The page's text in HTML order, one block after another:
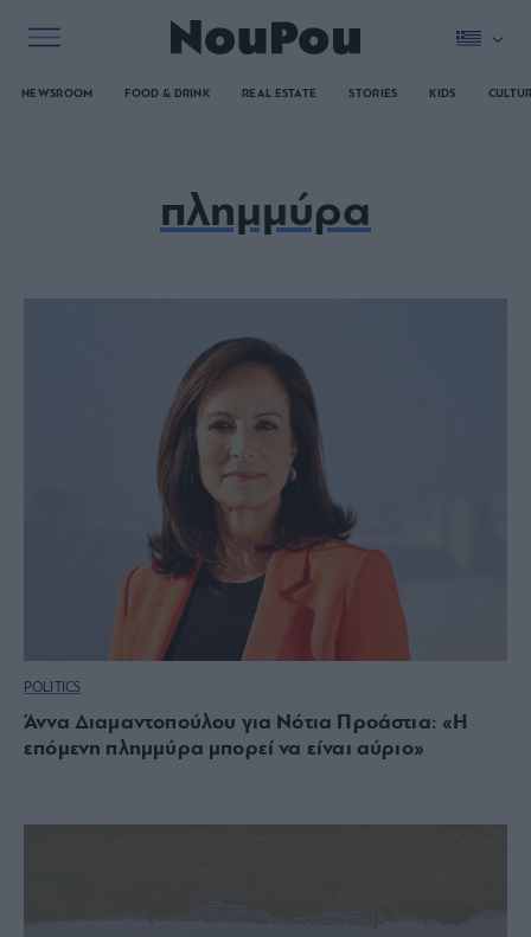
NEWSROOM FOOD & DRINK REAL ESTATE STORIES KIDS
πλημμύρα
POLITICS
Άννα Διαμαντοπούλου για Νότια Προάστια: «Η
επόμενη πλημμύρα μπορεί να είναι αύριο»